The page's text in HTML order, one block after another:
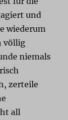
und
wiederum
völlig
niemals
zerteile
all